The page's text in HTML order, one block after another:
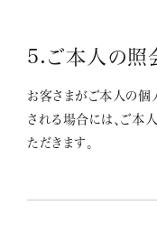
5.ご本人の照
お客さまがご本人の個
される場合には、ご本
ただきます。